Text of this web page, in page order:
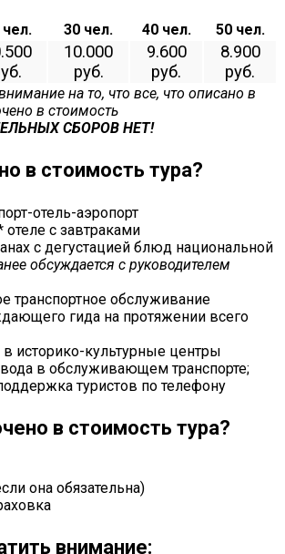
чел. 30 чел. 40 чел. 50 чел.
10.000
руб.
9.600
руб.
8.900
руб.
на то, что все, что описано в
в стоимость
СБОРОВ НЕТ!
в стоимость тура?
отель-аэропорт
с завтраками
с дегустацией блюд национальной
обсуждается с руководителем
транспортное обслуживание
гида на протяжении всего
историко-культурные центры
в обслуживающем транспорте;
туристов по телефону
в стоимость тура?
она обязательна)
внимание: